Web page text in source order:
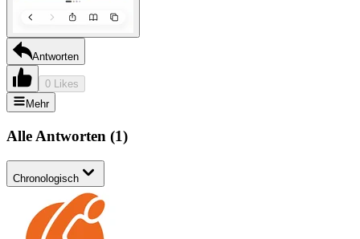
Antworten
0 Likes
Mehr
Alle Antworten (1)
Chronologisch